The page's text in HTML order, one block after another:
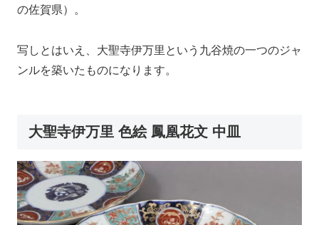
の佐賀県）。
写しとはいえ、大聖寺伊万里という九谷焼の一つのジャ
ンルを築いたものになります。
大聖寺伊万里 色絵 鳳凰花文 中皿